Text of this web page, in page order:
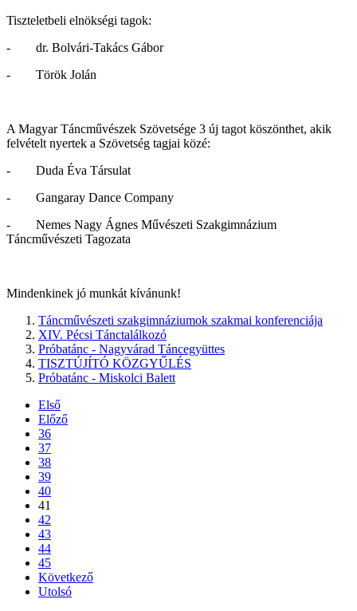
Tiszteletbeli elnökségi tagok:
- dr. Bolvári-Takács Gábor
- Török Jolán
A Magyar Táncművészek Szövetsége 3 új tagot köszönthet, akik
felvételt nyertek a Szövetség tagjai közé:
- Duda Éva Társulat
- Gangaray Dance Company
- Nemes Nagy Ágnes Művészeti Szakgimnázium
Táncművészeti Tagozata
Mindenkinek jó munkát kívánunk!
Táncművészeti szakgimnáziumok szakmai konferenciája
XIV. Pécsi Tánctalálkozó
Próbatánc - Nagyvárad Táncegyüttes
TISZTÚJÍTÓ KÖZGYŰLÉS
Próbatánc - Miskolci Balett
Első
Előző
36
37
38
39
40
41
42
43
44
45
Következő
Utolsó